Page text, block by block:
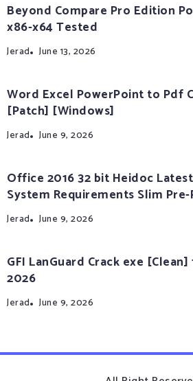
Beyond Compare Pro Edition
x86-x64 Tested
Jerad June 13, 2026
Word Excel PowerPoint to Pdf
[Patch] [Windows]
Jerad June 9, 2026
Office 2016 32 bit Heidoc
System Requirements Slim
Jerad June 9, 2026
GFI LanGuard Crack exe
2026
Jerad June 9, 2026